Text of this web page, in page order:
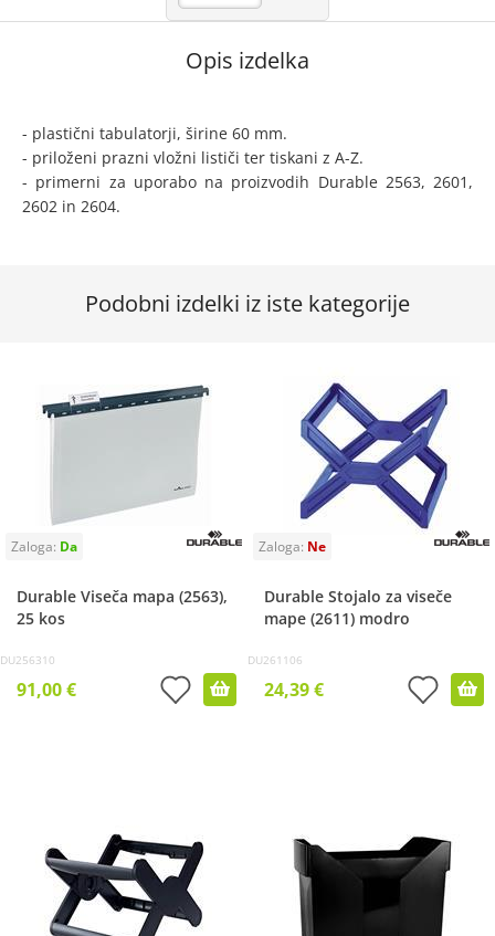
Opis izdelka
- plastični tabulatorji, širine 60 mm.
- priloženi prazni vložni lističi ter tiskani z A-Z.
- primerni za uporabo na proizvodih Durable 2563, 2601,
2602 in 2604.
Podobni izdelki iz iste kategorije
Durable Viseča mapa (2563),
25 kos
DU256310
91,00 €
Durable Stojalo za viseče
mape (2611) modro
DU261106
24,39 €